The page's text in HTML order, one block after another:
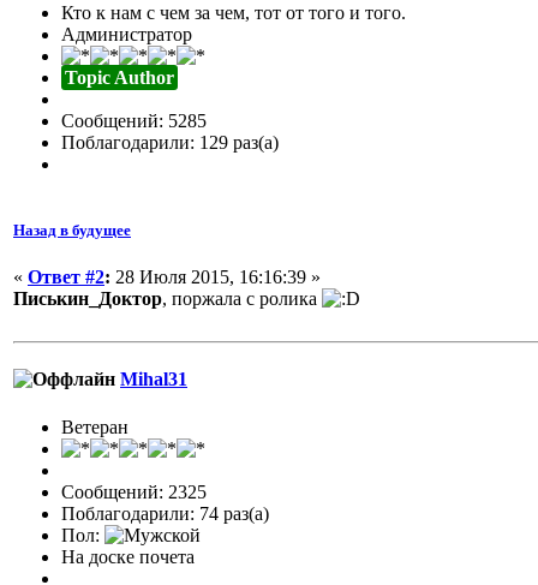
Кто к нам с чем за чем, тот от того и того.
Администратор
Topic Author
Сообщений: 5285
Поблагодарили: 129 раз(а)
Назад в будущее
« Ответ #2: 28 Июля 2015, 16:16:39 »
Писькин_Доктор, поржала с ролика
Mihal31
Ветеран
Сообщений: 2325
Поблагодарили: 74 раз(а)
Пол:
На доске почета